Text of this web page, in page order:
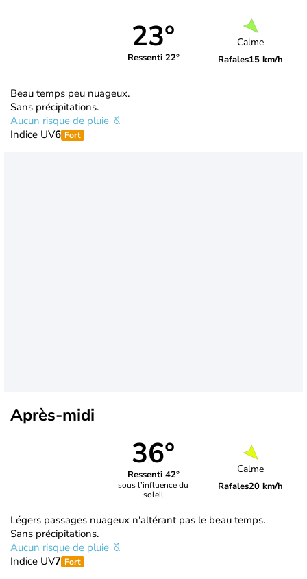
23°
Ressenti 22°
Calme
Rafales15 km/h
Beau temps peu nuageux.
Sans précipitations.
Aucun risque de pluie
Indice UV6 Fort
Après-midi
36°
Ressenti 42°
sous l’influence du
soleil
Calme
Rafales20 km/h
Légers passages nuageux n'altérant pas le beau temps.
Sans précipitations.
Aucun risque de pluie
Indice UV7 Fort